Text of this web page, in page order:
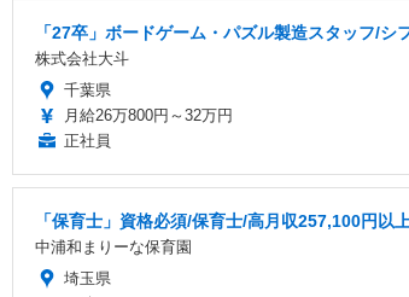
「27卒」ボードゲーム・パズル製造スタッフ/
株式会社大斗
千葉県
月給26万800円～32万円
正社員
「保育士」資格必須/保育士/️高月収257,100円
中浦和まりーな保育園
埼玉県